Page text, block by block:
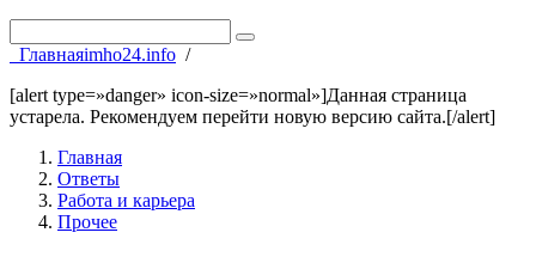
Главнаяimho24.info /
[alert type=»danger» icon-size=»normal»]Данная страница
устарела. Рекомендуем перейти новую версию сайта.[/alert]
Главная
Ответы
Работа и карьера
Прочее